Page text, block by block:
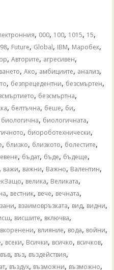
, 000, 100, 1015, 15,
, Future, Global, IBM, Mаробек,
,Авторите, агресивен,
,Ако, амбициите, анализ,
, безпрецедентни, безсмъртен,
, безсмъртна,
, белтъчна, беше, би,
биологична, биологичната,
, биороботехнически,
, близко, близкото, болестите,
, бъдат, бъде, бъдеще,
, важи, важни, Важно, Валентин,
, велика, Великата,
, вестник, вече, вечната,
, взаимовръзката, вид, видни,
, висшите, включва,
вкоренени, влияние, вода, войни,
, всеки, Всички, всичко, всичков,
във, въз, въздействия,
, въздух, възможни, възможно,